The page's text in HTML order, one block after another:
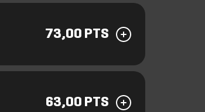
73,00 PTS
63,00 PTS